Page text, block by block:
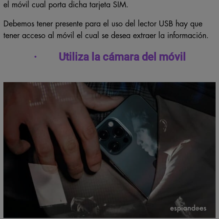
el móvil cual porta dicha tarjeta SIM.
Debemos tener presente para el uso del lector USB hay que
tener acceso al móvil el cual se desea extraer la información.
· Utiliza la cámara del móvil